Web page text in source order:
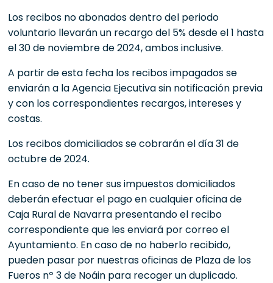
Los recibos no abonados dentro del periodo
voluntario llevarán un recargo del 5% desde el 1 hasta
el 30 de noviembre de 2024, ambos inclusive.
A partir de esta fecha los recibos impagados se
enviarán a la Agencia Ejecutiva sin notificación previa
y con los correspondientes recargos, intereses y
costas.
Los recibos domiciliados se cobrarán el día 31 de
octubre de 2024.
En caso de no tener sus impuestos domiciliados
deberán efectuar el pago en cualquier oficina de
Caja Rural de Navarra presentando el recibo
correspondiente que les enviará por correo el
Ayuntamiento. En caso de no haberlo recibido,
pueden pasar por nuestras oficinas de Plaza de los
Fueros nº 3 de Noáin para recoger un duplicado.